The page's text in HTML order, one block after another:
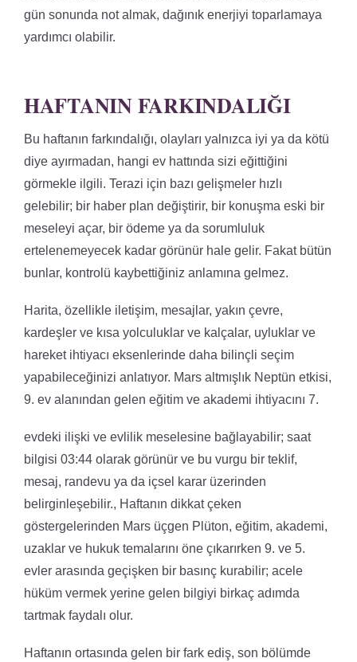
gün sonunda not almak, dağınık enerjiyi toparlamaya
yardımcı olabilir.
HAFTANIN FARKINDALIĞI
Bu haftanın farkındalığı, olayları yalnızca iyi ya da kötü
diye ayırmadan, hangi ev hattında sizi eğittiğini
görmekle ilgili. Terazi için bazı gelişmeler hızlı
gelebilir; bir haber plan değiştirir, bir konuşma eski bir
meseleyi açar, bir ödeme ya da sorumluluk
ertelenemeyecek kadar görünür hale gelir. Fakat bütün
bunlar, kontrolü kaybettiğiniz anlamına gelmez.
Harita, özellikle iletişim, mesajlar, yakın çevre,
kardeşler ve kısa yolculuklar ve kalçalar, uyluklar ve
hareket ihtiyacı eksenlerinde daha bilinçli seçim
yapabileceğinizi anlatıyor. Mars altmışlık Neptün etkisi,
9. ev alanından gelen eğitim ve akademi ihtiyacını 7.
evdeki ilişki ve evlilik meselesine bağlayabilir; saat
bilgisi 03:44 olarak görünür ve bu vurgu bir teklif,
mesaj, randevu ya da içsel karar üzerinden
belirginleşebilir., Haftanın dikkat çeken
göstergelerinden Mars üçgen Plüton, eğitim, akademi,
uzaklar ve hukuk temalarını öne çıkarırken 9. ve 5.
evler arasında geçişken bir basınç kurabilir; acele
hüküm vermek yerine gelen bilgiyi birkaç adımda
tartmak faydalı olur.
Haftanın ortasında gelen bir fark ediş, son bölümde